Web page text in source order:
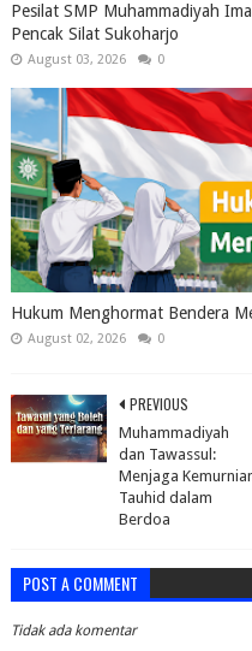
Pesilat SMP Muhammadiyah
Pencak Silat Sukoharjo
August 03, 2026 0
Hukum Menghormat Bendera
August 02, 2026 0
PREVIOUS
Muhammadiyah
dan Tawassul:
Menjaga
Tauhid dalam
Berdoa
POST A COMMENT
Tidak ada komentar